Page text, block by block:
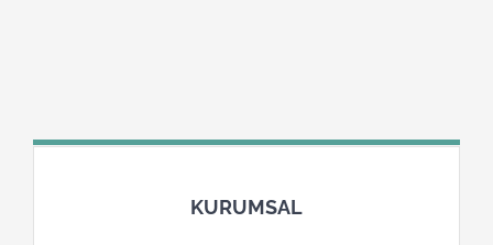
KURUMSAL